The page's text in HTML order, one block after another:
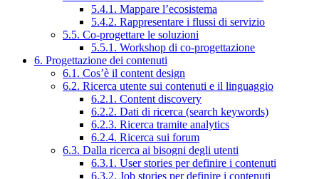
5.4.1. Mappare l’ecosistema
5.4.2. Rappresentare i flussi di servizio
5.5. Co-progettare le soluzioni
5.5.1. Workshop di co-progettazione
6. Progettazione dei contenuti
6.1. Cos’è il content design
6.2. Ricerca utente sui contenuti e il linguaggio
6.2.1. Content discovery
6.2.2. Dati di ricerca (search keywords)
6.2.3. Ricerca tramite analytics
6.2.4. Ricerca sui forum
6.3. Dalla ricerca ai bisogni degli utenti
6.3.1. User stories per definire i contenuti
6.3.2. Job stories per definire i contenuti